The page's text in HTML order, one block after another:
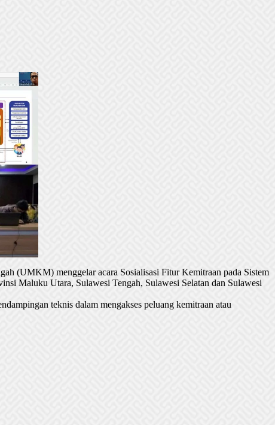
(UMKM) menggelar acara Sosialisasi Fitur Kemitraan pada Sistem
Maluku Utara, Sulawesi Tengah, Sulawesi Selatan dan Sulawesi
teknis dalam mengakses peluang kemitraan atau